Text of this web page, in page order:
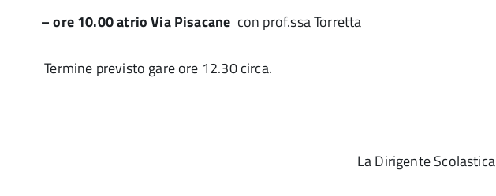
– ore 10.00 atrio Via Pisacane con prof.ssa Torretta
Termine previsto gare ore 12.30 circa.
La Dirigente Scolastica